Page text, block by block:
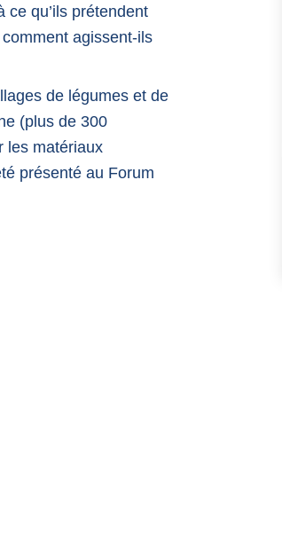
qu’ils prétendent
agissent-ils
de légumes et de
(plus de 300
les matériaux
présenté au Forum